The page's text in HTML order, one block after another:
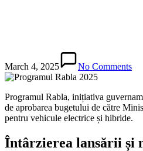
March 4, 2025 No Comments
Programul Rabla, inițiativa
de aprobarea bugetului de către
pentru vehicule electrice și hibride.
Întârzierea lansării și